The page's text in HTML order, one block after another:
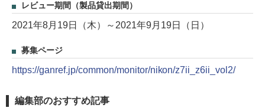
レビュー期間（製品貸出期間）
2021年8月19日（木）～2021年9月19日（日）
募集ページ
https://ganref.jp/common/monitor/nikon/z7ii_z6ii_vol2/
編集部のおすすめ記事